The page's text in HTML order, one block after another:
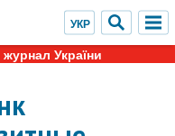
України